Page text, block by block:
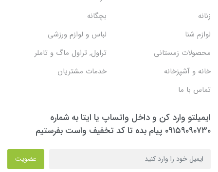
زنانه
بچگانه
لوازم شنا
لباس و لوازم ورزشی
محصولات زمستانی
تراول, تراول ماگ و تاملر
خانه و آشپزخانه
خدمات مشتریان
تماس با ما
ایمیلتو وارد کن و داخل واتساپ یا ایتا به شماره
۰۹۱۵۹۰۹۰۷۳۰ پیام بده تا کد تخفیف واست بفرستیم
عضویت